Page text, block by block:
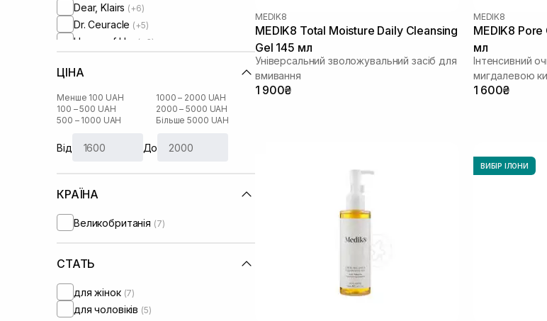
Dear, Klairs (+6)
Dr. Ceuracle (+5)
House of Hur (+3)
I'm From
IS Clinical (+2)
Image Skincare (+1)
Instytutum
Lalarecipe
Medicube
Medik8
Purito(+1)
Question and Answer(+2)
Real Barrier
Round Lab(+4)
Sachi Skin(+2)
ЦІНА
Менше 100 UAH
100 – 500 UAH
500 – 1000 UAH
1000 – 2000 UAH
2000 – 5000 UAH
Більше 5000 UAH
Від До
КРАЇНА
Великобританія (7)
СТАТЬ
для жінок (7)
для чоловіків (5)
MEDIK8
MEDIK8 Total Moisture Daily Cleansing
Gel 145 мл
Універсальний зволожувальний засіб для
вмивання
1 900₴
MEDIK8
MEDIK8
мл
Інтенсивний
мигдалевою
1 600₴
ВИБІР ІЛОНИ